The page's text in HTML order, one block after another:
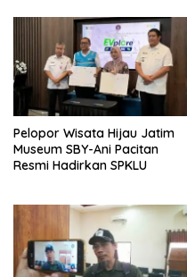
Pelopor Wisata Hijau Jatim
Museum SBY-Ani Pacitan
Resmi Hadirkan SPKLU